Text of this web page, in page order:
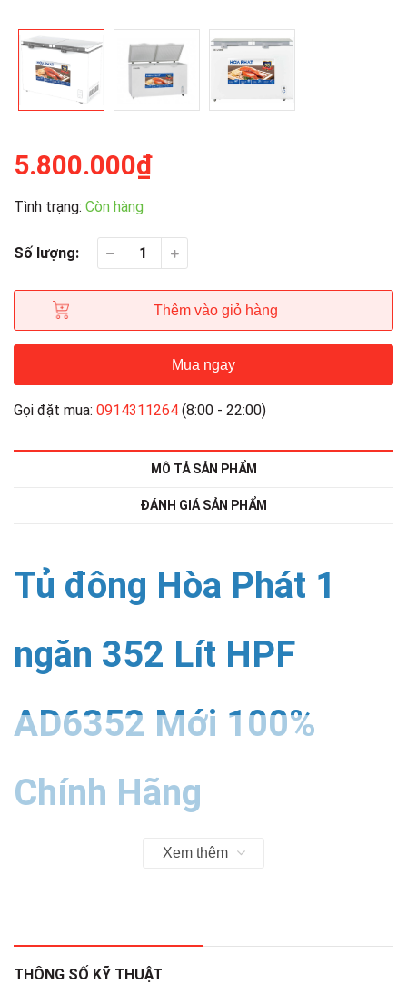
5.800.000₫
Tình trạng: Còn hàng
Số lượng:
Thêm vào giỏ hàng
Mua ngay
Gọi đặt mua: 0914311264 (8:00 - 22:00)
MÔ TẢ SẢN PHẨM
ĐÁNH GIÁ SẢN PHẨM
Tủ đông Hòa Phát 1
ngăn 352 Lít HPF
AD6352 Mới 100%
Chính Hãng
Xem thêm
THÔNG SỐ KỸ THUẬT